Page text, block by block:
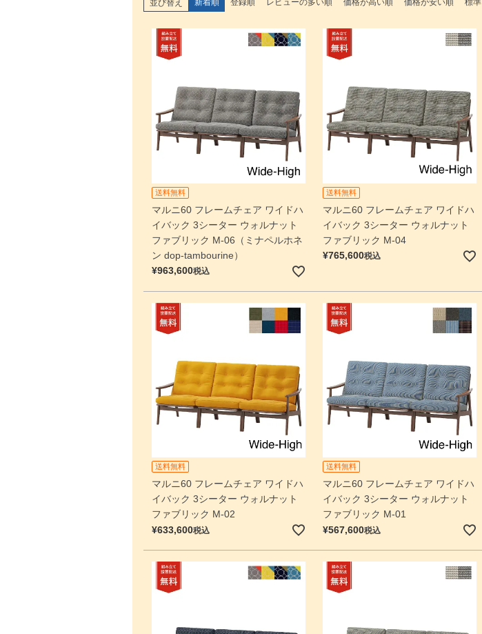
並び替え 新着順 登録順 レビューの多い順 価格が高い順 価格が安い順 標準
送料無料
マルニ60 フレームチェア ワイドハ
イバック 3シーター ウォルナット
ファブリック M-06（ミナペルホネ
ン dop-tambourine）
¥963,600税込
送料無料
マルニ60 フレームチェア ワイドハ
イバック 3シーター ウォルナット
ファブリック M-04
¥765,600税込
送料無料
マルニ60 フレームチェア ワイドハ
イバック 3シーター ウォルナット
ファブリック M-02
¥633,600税込
送料無料
マルニ60 フレームチェア ワイドハ
イバック 3シーター ウォルナット
ファブリック M-01
¥567,600税込